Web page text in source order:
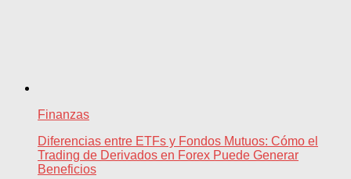
Finanzas
Diferencias entre ETFs y Fondos Mutuos: Cómo el
Trading de Derivados en Forex Puede Generar
Beneficios